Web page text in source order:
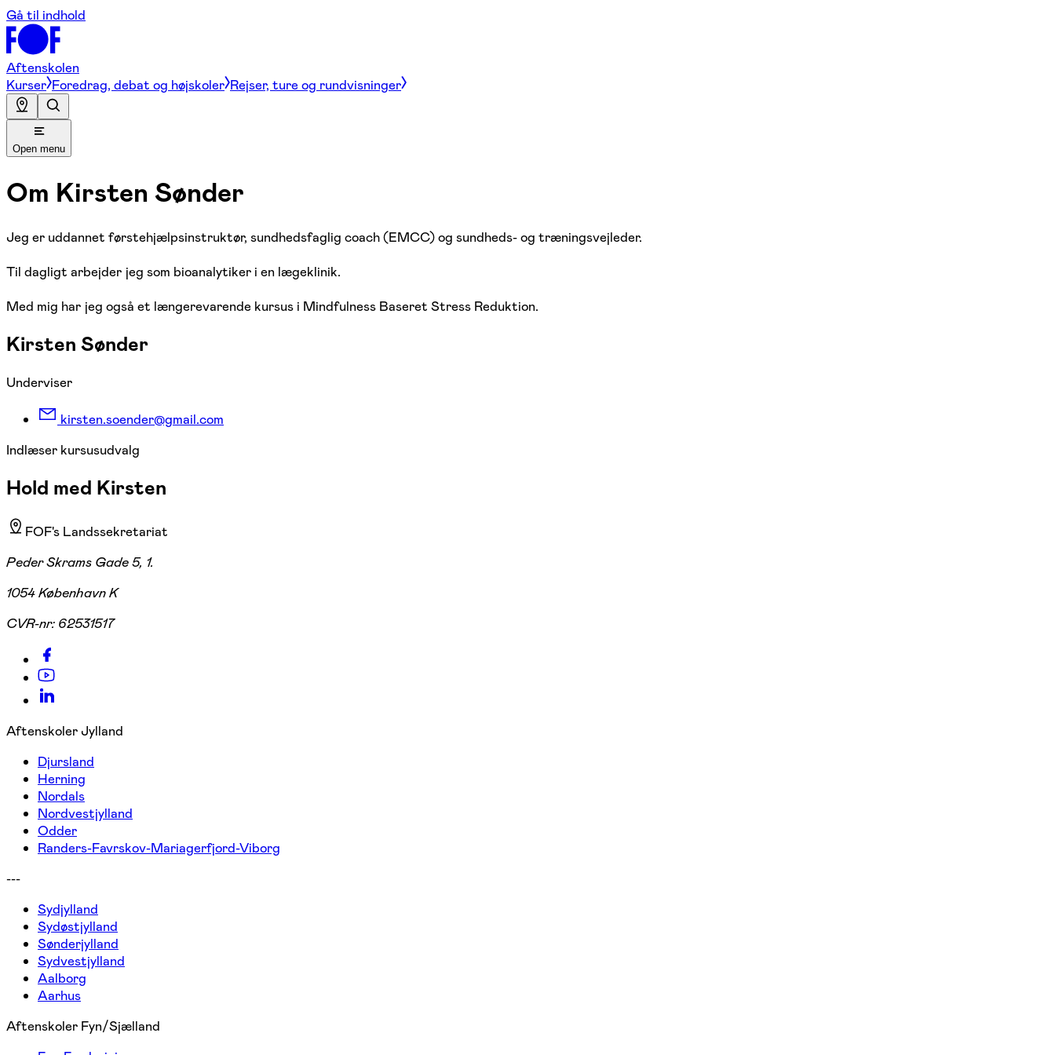
Gå til indhold
Aftenskolen
Kurser Foredrag, debat og højskoler Rejser, ture og rundvisninger
Open menu
Om Kirsten Sønder
Jeg er uddannet førstehjælpsinstruktør, sundhedsfaglig coach (EMCC) og sundheds- og træningsvejleder.
Til dagligt arbejder jeg som bioanalytiker i en lægeklinik.
Med mig har jeg også et længerevarende kursus i Mindfulness Baseret Stress Reduktion.
Kirsten Sønder
Underviser
kirsten.soender@gmail.com
Indlæser kursusudvalg
Hold med Kirsten
FOF's Landssekretariat
Peder Skrams Gade 5, 1.
1054 København K
CVR-nr: 62531517
Aftenskoler Jylland
Djursland
Herning
Nordals
Nordvestjylland
Odder
Randers-Favrskov-Mariagerfjord-Viborg
---
Sydjylland
Sydøstjylland
Sønderjylland
Sydvestjylland
Aalborg
Aarhus
Aftenskoler Fyn/Sjælland